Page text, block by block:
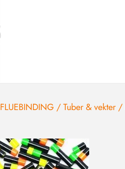
FLUEBINDING /Tuber & vekter /